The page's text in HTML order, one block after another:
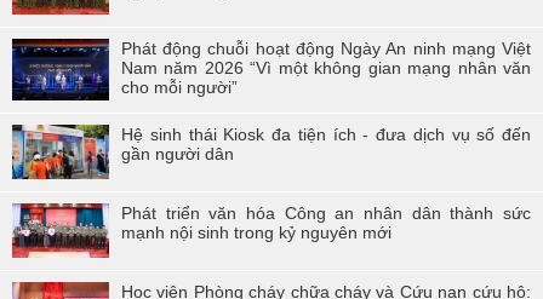
Phát động chuỗi hoạt động Ngày An ninh mạng Việt
Nam năm 2026 “Vì một không gian mạng nhân văn
cho mỗi người”
Hệ sinh thái Kiosk đa tiện ích - đưa dịch vụ số đến
gần người dân
Phát triển văn hóa Công an nhân dân thành sức
mạnh nội sinh trong kỷ nguyên mới
Học viện Phòng cháy chữa cháy và Cứu nạn cứu hộ: